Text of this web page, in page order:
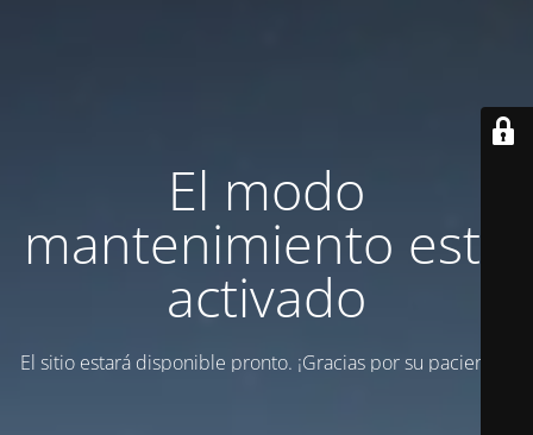
El modo
mantenimiento está
activado
El sitio estará disponible pronto. ¡Gracias por su paciencia!